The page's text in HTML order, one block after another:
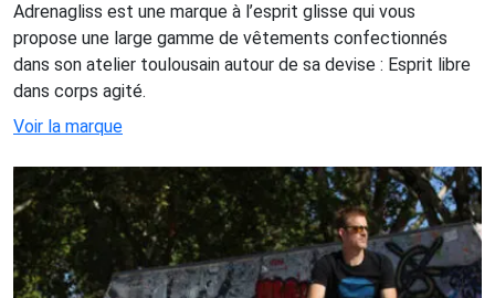
Adrenagliss est une marque à l’esprit glisse qui vous
propose une large gamme de vêtements confectionnés
dans son atelier toulousain autour de sa devise : Esprit libre
dans corps agité.
Voir la marque